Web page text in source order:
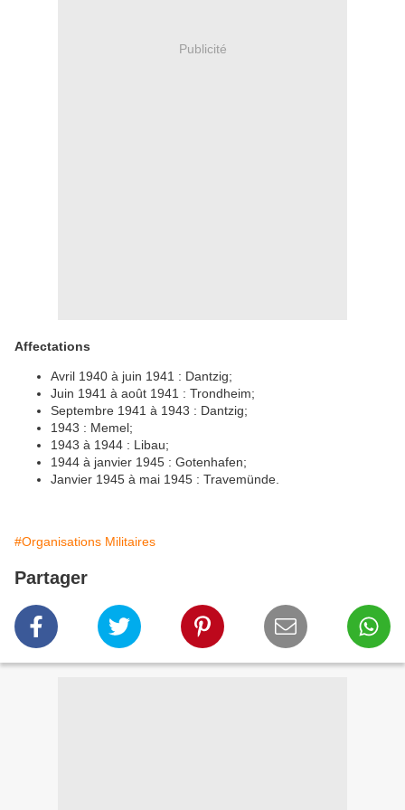
Publicité
Affectations
Avril 1940 à juin 1941 : Dantzig;
Juin 1941 à août 1941 : Trondheim;
Septembre 1941 à 1943 : Dantzig;
1943 : Memel;
1943 à 1944 : Libau;
1944 à janvier 1945 : Gotenhafen;
Janvier 1945 à mai 1945 : Travemünde.
#Organisations Militaires
Partager